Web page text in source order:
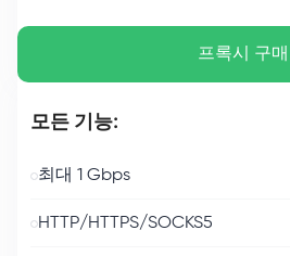
프록시 구매
모든 기능:
최대 1 Gbps
HTTP/HTTPS/SOCKS5